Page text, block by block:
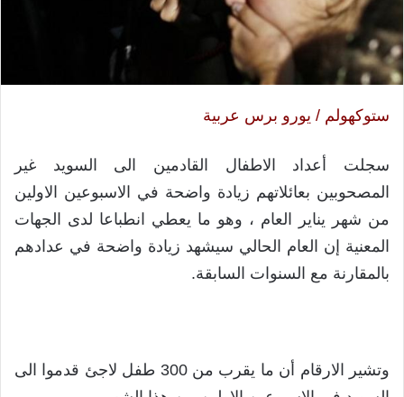
ستوكهولم / يورو برس عربية
سجلت أعداد الاطفال القادمين الى السويد غير
المصحوبين بعائلاتهم زيادة واضحة في الاسبوعين الاولين
من شهر يناير العام ، وهو ما يعطي انطباعا لدى الجهات
المعنية إن العام الحالي سيشهد زيادة واضحة في عدادهم
بالمقارنة مع السنوات السابقة.
وتشير الارقام أن ما يقرب من 300 طفل لاجئ قدموا الى